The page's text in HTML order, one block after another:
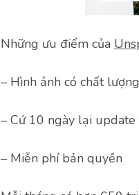
Những ưu điểm của
– Hình ảnh có chất
– Cứ 10 ngày lại
– Miễn phí bản quyền